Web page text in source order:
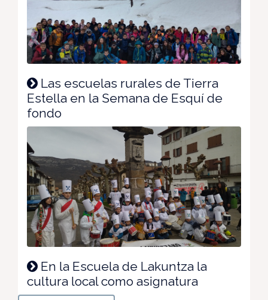
Las escuelas rurales de Tierra
Estella en la Semana de Esquí de
fondo
En la Escuela de Lakuntza la
cultura local como asignatura